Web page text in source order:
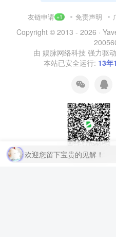
友链申请 +1 免责声明
Copyright © 2013 - 2026 ·
由 娱脉网络科技 强力驱
本站已安全运行: 13年
扫码加QQ群
欢迎您留下宝贵的见解！